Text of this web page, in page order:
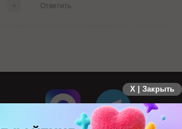
Ответить
X | Закрыть